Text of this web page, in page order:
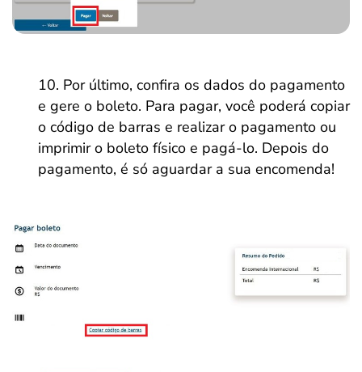
Por último, confira os dados do pagamento
e gere o boleto. Para pagar, você poderá copiar
o código de barras e realizar o pagamento ou
imprimir o boleto físico e pagá-lo. Depois do
pagamento, é só aguardar a sua encomenda!